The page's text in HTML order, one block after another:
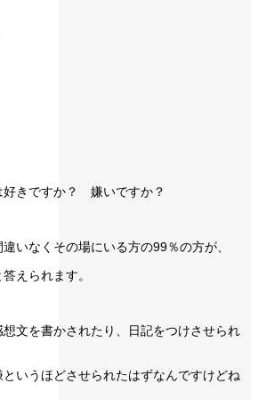
好きですか？ 嫌いですか？
いなくその場にいる方の99％の方が、
えられます。
文を書かされたり、日記をつけさせられ
いうほどさせられたはずなんですけどね